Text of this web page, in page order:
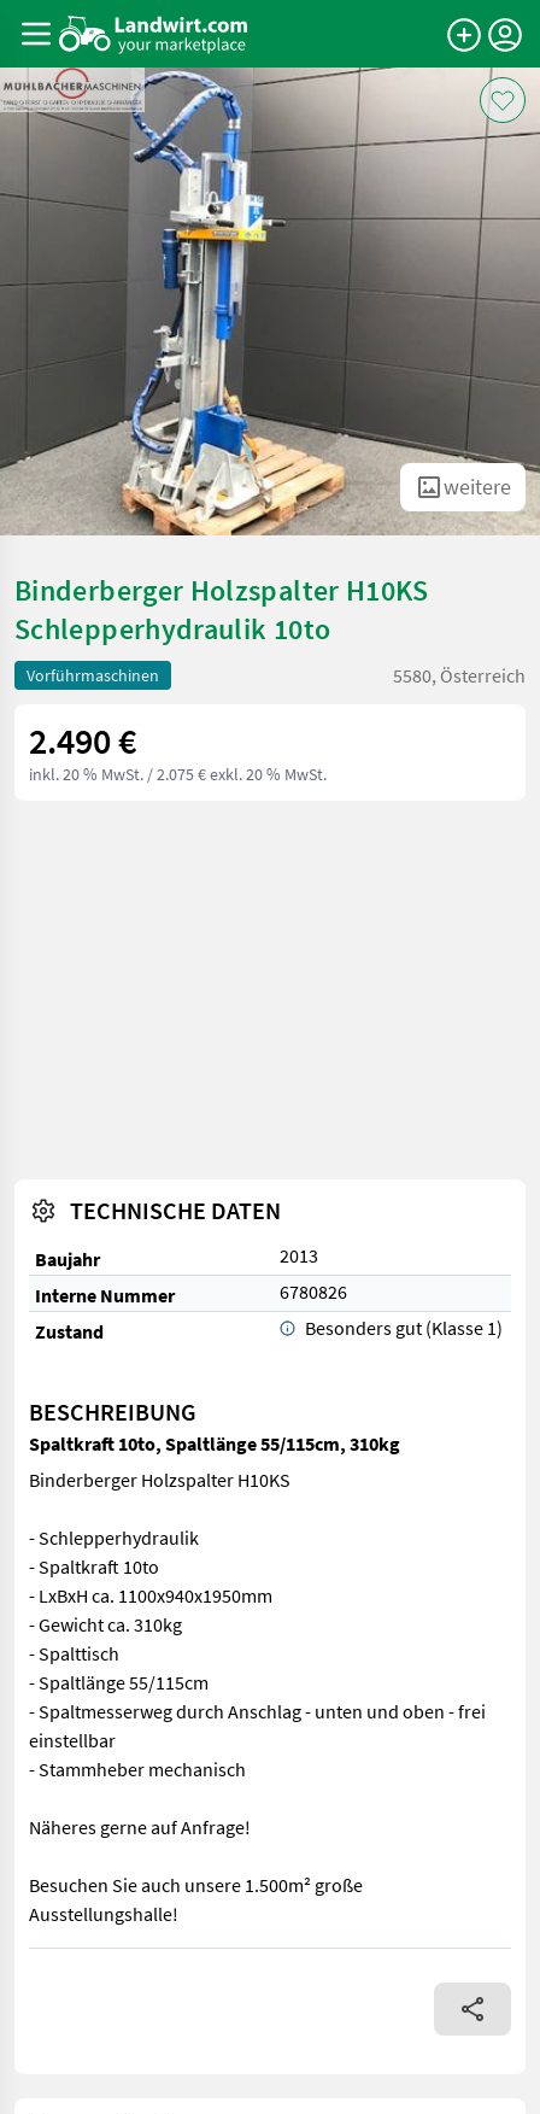
weitere
Binderberger Holzspalter H10KS
Schlepperhydraulik 10to
Vorführmaschinen 5580, Österreich
2.490 €
inkl. 20 % MwSt. / 2.075 € exkl. 20 % MwSt.
TECHNISCHE DATEN
Baujahr
2013
Interne Nummer
6780826
Zustand
Besonders gut (Klasse 1)
BESCHREIBUNG
Spaltkraft 10to, Spaltlänge 55/115cm, 310kg
Binderberger Holzspalter H10KS
- Schlepperhydraulik
- Spaltkraft 10to
- LxBxH ca. 1100x940x1950mm
- Gewicht ca. 310kg
- Spalttisch
- Spaltlänge 55/115cm
- Spaltmesserweg durch Anschlag - unten und oben - frei
einstellbar
- Stammheber mechanisch
Näheres gerne auf Anfrage!
Besuchen Sie auch unsere 1.500m² große
Ausstellungshalle!
Binderberger Holzspalter H10KS - Schlepperhydraulik -